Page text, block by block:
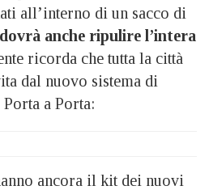
all’interno di un sacco di
dovrà anche ripulire l’intera
ricorda che tutta la città
dal nuovo sistema di
a Porta:
ancora il kit dei nuovi